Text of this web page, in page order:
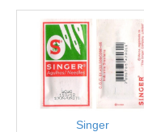
Singer